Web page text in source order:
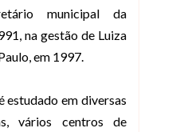
municipal da
na gestão de Luiza
em 1997.
estudado em diversas
vários centros de